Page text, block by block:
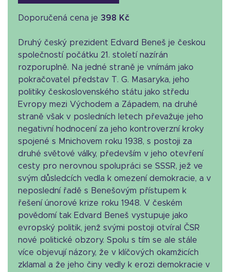
Doporučená cena je 398 Kč
Druhý český prezident Edvard Beneš je českou
společností počátku 21. století nazírán
rozporuplně. Na jedné straně je vnímám jako
pokračovatel představ T. G. Masaryka, jeho
politiky československého státu jako středu
Evropy mezi Východem a Západem, na druhé
straně však v posledních letech převažuje jeho
negativní hodnocení za jeho kontroverzní kroky
spojené s Mnichovem roku 1938, s postoji za
druhé světové války, především v jeho otevření
cesty pro nerovnou spolupráci se SSSR, jež ve
svým důsledcích vedla k omezení demokracie, a v
neposlední řadě s Benešovým přístupem k
řešení únorové krize roku 1948. V českém
povědomí tak Edvard Beneš vystupuje jako
evropský politik, jenž svými postoji otvíral ČSR
nové politické obzory. Spolu s tím se ale stále
více objevují názory, že v klíčových okamžicích
zklamal a že jeho činy vedly k erozi demokracie v